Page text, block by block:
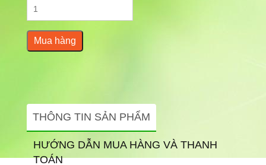
Mua hàng
THÔNG TIN SẢN PHẨM
HƯỚNG DẪN MUA HÀNG VÀ THANH
TOÁN